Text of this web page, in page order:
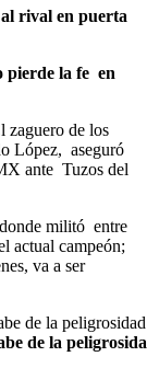
rival en puerta
pierde la fe en
de los
López, aseguró
ante Tuzos del
militó entre
actual campeón;
va a ser
de la